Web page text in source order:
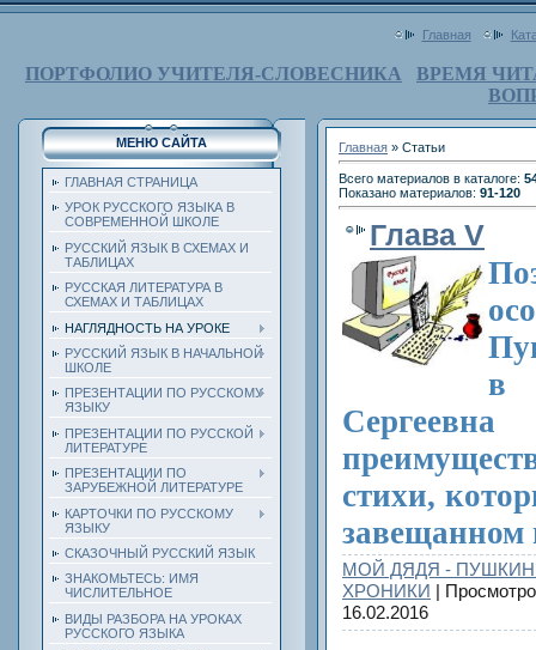
Главная
ПОРТФОЛИО УЧИТЕЛЯ-СЛОВЕСНИКА
ВРЕМЯ
МЕНЮ САЙТА
ГЛАВНАЯ СТРАНИЦА
УРОК РУССКОГО ЯЗЫКА В
СОВРЕМЕННОЙ ШКОЛЕ
РУССКИЙ ЯЗЫК В СХЕМАХ И
ТАБЛИЦАХ
РУССКАЯ ЛИТЕРАТУРА В
СХЕМАХ И ТАБЛИЦАХ
НАГЛЯДНОСТЬ НА УРОКЕ
РУССКИЙ ЯЗЫК В НАЧАЛЬНОЙ
ШКОЛЕ
ПРЕЗЕНТАЦИИ ПО РУССКОМУ
ЯЗЫКУ
ПРЕЗЕНТАЦИИ ПО РУССКОЙ
ЛИТЕРАТУРЕ
ПРЕЗЕНТАЦИИ ПО
ЗАРУБЕЖНОЙ ЛИТЕРАТУРЕ
КАРТОЧКИ ПО РУССКОМУ
ЯЗЫКУ
СКАЗОЧНЫЙ РУССКИЙ ЯЗЫК
ЗНАКОМЬТЕСЬ: ИМЯ
ЧИСЛИТЕЛЬНОЕ
ВИДЫ РАЗБОРА НА УРОКАХ
РУССКОГО ЯЗЫКА
Главная » Статьи
Всего материалов в каталоге:
Показано материалов: 91-120
Глава V
в
стихи,
завещанном
МОЙ ДЯДЯ -
ХРОНИКИ |
16.02.2016